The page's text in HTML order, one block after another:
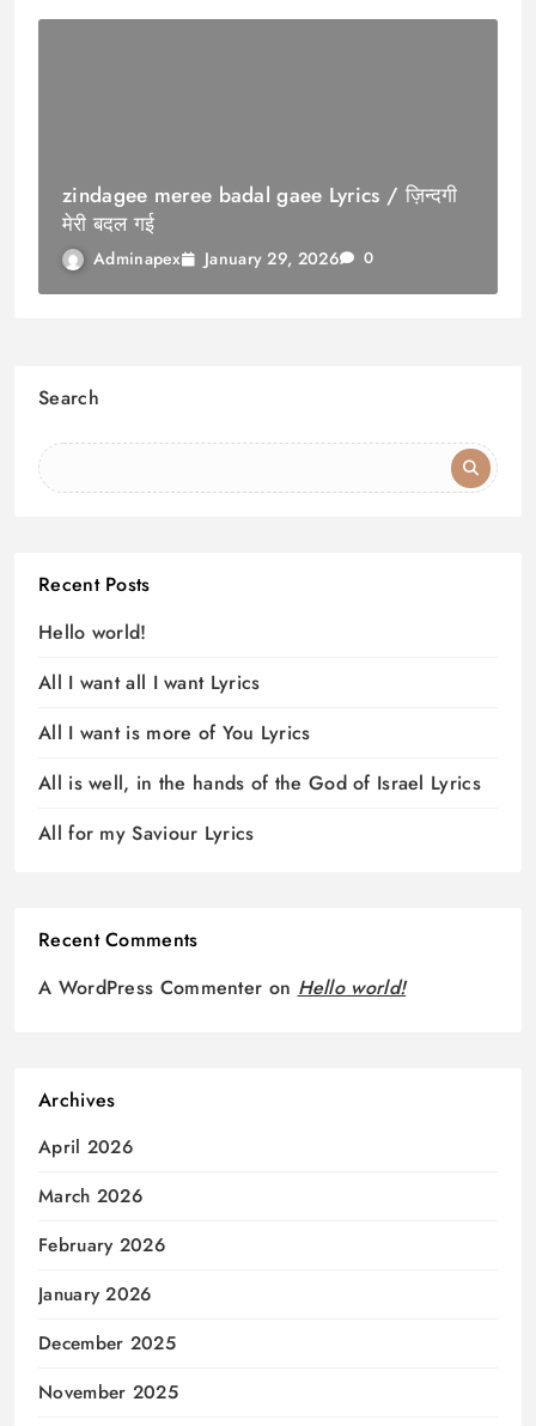
zindagee meree badal gaee Lyrics / ज़िन्दगी
मेरी बदल गई
Adminapex January 29, 2026 0
Search
Recent Posts
Hello world!
All I want all I want Lyrics
All I want is more of You Lyrics
All is well, in the hands of the God of Israel Lyrics
All for my Saviour Lyrics
Recent Comments
A WordPress Commenter on Hello world!
Archives
April 2026
March 2026
February 2026
January 2026
December 2025
November 2025